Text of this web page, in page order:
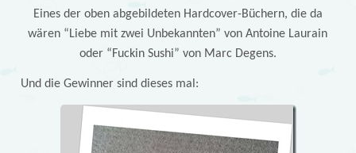
Eines der oben abgebildeten Hardcover-Büchern, die da
wären “Liebe mit zwei Unbekannten” von Antoine Laurain
oder “Fuckin Sushi” von Marc Degens.
Und die Gewinner sind dieses mal: